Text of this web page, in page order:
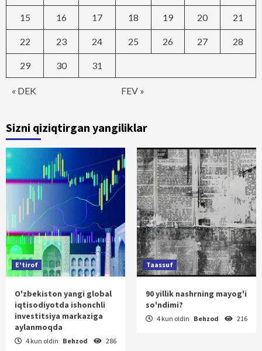
« DEK FEV »
15 16 17 18 19 20 21
22 23 24 25 26 27 28
29 30 31
Sizni qiziqtirgan yangiliklar
E'tirof
O'zbekiston yangi global
iqtisodiyotda ishonchli
investitsiya markaziga
aylanmoqda
4 kun oldin Behzod 286
Taassuf
90 yillik nashrning mayog'i
so'ndimi?
4 kun oldin Behzod 216